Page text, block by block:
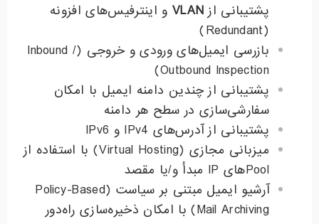
پشتیبانی از VLAN و اینترفیس‌های افزونه
(Redundant)
بازرسی ایمیل‌های ورودی و خروجی (Inbound /
Outbound Inspection)
پشتیبانی از چندین دامنه ایمیل با امکان
سفارشی‌سازی در سطح هر دامنه
پشتیبانی از آدرس‌های IPv4 و IPv6
میزبانی مجازی (Virtual Hosting) با استفاده از
Poolهای IP مبدأ و/یا مقصد
آرشیو ایمیل مبتنی بر سیاست (Policy-Based
Mail Archiving) با امکان ذخیره‌سازی راه‌دور